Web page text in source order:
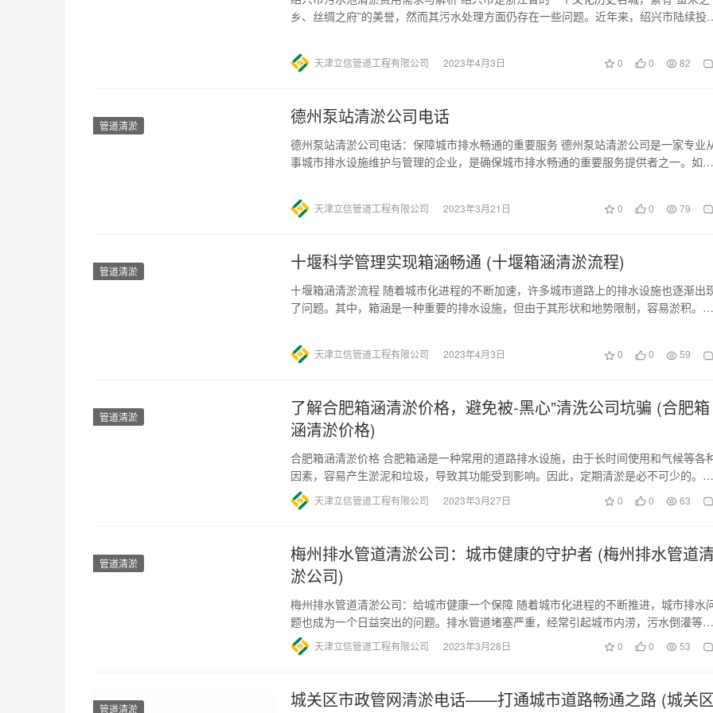
乡、丝绸之府”的美誉，然而其污水处理方面仍存在一些问题。近年来，绍兴市陆续投
天津立信管道工程有限公司 2023年4月3日 0 0 82
管道清淤 德州泵站清淤公司电话
德州泵站清淤公司电话：保障城市排水畅通的重要服务 德州泵站清淤公司是一家专业
事城市排水设施维护与管理的企业，是确保城市排水畅通的重要服务提供者之一。如果
天津立信管道工程有限公司 2023年3月21日 0 0 79
管道清淤 十堰科学管理实现箱涵畅通 (十堰箱涵清淤流程)
十堰箱涵清淤流程 随着城市化进程的不断加速，许多城市道路上的排水设施也逐渐出
了问题。其中，箱涵是一种重要的排水设施，但由于其形状和地势限制，容易淤积。对
天津立信管道工程有限公司 2023年4月3日 0 0 59
管道清淤
了解合肥箱涵清淤价格，避免被-黑心”清洗公司坑骗 (合肥箱
涵清淤价格)
合肥箱涵清淤价格 合肥箱涵是一种常用的道路排水设施，由于长时间使用和气候等各
因素，容易产生淤泥和垃圾，导致其功能受到影响。因此，定期清淤是必不可少的。那
么，合肥箱涵清淤价格是多少…
天津立信管道工程有限公司 2023年3月27日 0 0 63
管道清淤
梅州排水管道清淤公司：城市健康的守护者 (梅州排水管道清
淤公司)
梅州排水管道清淤公司：给城市健康一个保障 随着城市化进程的不断推进，城市排水
题也成为一个日益突出的问题。排水管道堵塞严重，经常引起城市内涝，污水倒灌等问
题，给居民生活和环境带来了…
天津立信管道工程有限公司 2023年3月28日 0 0 53
管道清淤
城关区市政管网清淤电话——打通城市道路畅通之路 (城关区